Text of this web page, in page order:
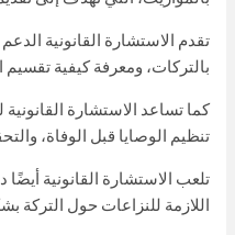
تقدم الاستشارة القانونية
بالتركات، ومعرفة كيفية تقسيم
كما تساعد الاستشارة
تنظيم الوصايا قبل الوفاة،
تلعب الاستشارة القانونية
اللازمة للنزاعات حول التركة